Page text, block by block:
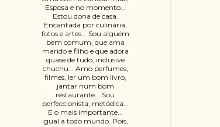
Esposa e no momento...
Estou dona de casa.
Encantada por culinária,
fotos e artes... Sou alguém
bem comum, que ama
marido e filho e que adora
quase de tudo, inclusive
chuchu... Amo perfumes,
filmes, ler um bom livro,
jantar num bom
restaurante... Sou
perfeccionista, metódica...
E o mais importante...
igual a todo mundo. Pois,